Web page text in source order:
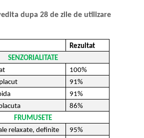
dupa 28 de zile de utilizare
Rezultat
SENZORIALITATE
100%
91%
91%
86%
FRUMUSETE
relaxate, definite
95%